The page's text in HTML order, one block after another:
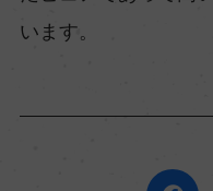
います。